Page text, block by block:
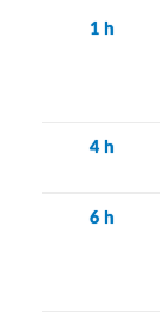
1 h
4 h
6 h